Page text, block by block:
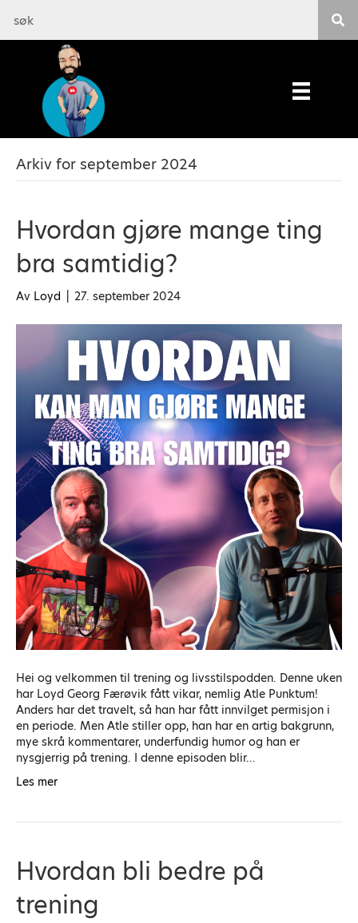
Arkiv for september 2024
Hvordan gjøre mange ting
bra samtidig?
Av Loyd 27. september 2024
Hei og velkommen til trening og livsstilspodden. Denne uken
har Loyd Georg Færøvik fått vikar, nemlig Atle Punktum!
Anders har det travelt, så han har fått innvilget permisjon i
en periode. Men Atle stiller opp, han har en artig bakgrunn,
mye skrå kommentarer, underfundig humor og han er
nysgjerrig på trening. I denne episoden blir…
Les mer
Hvordan bli bedre på
trening